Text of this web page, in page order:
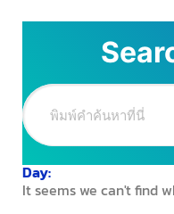
Day:
It seems we can't find